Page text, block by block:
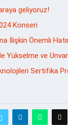
geliyoruz!
Konseri
İlişkin Önemli
Yükselme ve
Sertifika